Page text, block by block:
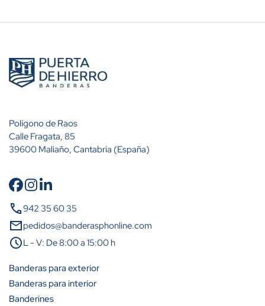
Cantidad
A partir de 25 unidades
A partir de 100 unidades
Polígono de Raos
Calle Fragata, 85
39600 Maliaño, Cantabria (España)
call942 35 60 35
mailpedidos@banderasphonline.com
scheduleL - V: De 8:00 a 15:00 h
Banderas para exterior
Banderas para interior
Banderines